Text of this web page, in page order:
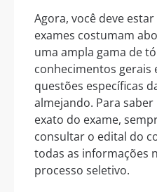
Agora, você deve
exames costumam
uma ampla gama de
conhecimentos gerais
questões específicas
almejando. Para
exato do exame,
consultar o edital do
todas as informações
processo seletivo.